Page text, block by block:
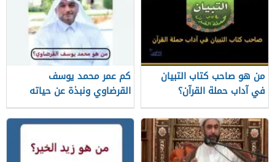
من هو صاحب كتاب التبيان
في آداب حملة القرآن؟
كم عمر محمد يوسف
القرضاوي ونبذة عن حياته